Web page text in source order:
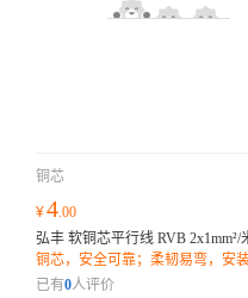
铜芯
¥4.00
弘丰 软铜芯平行线 RVB 2x1mm²/
铜芯，安全可靠；柔韧易弯，安装
环保材质，健康保障；
已有0人评价